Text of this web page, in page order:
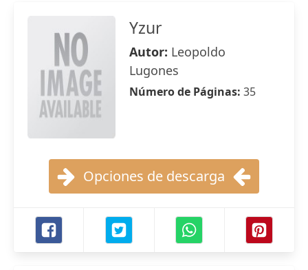
Yzur
Autor: Leopoldo
Lugones
Número de Páginas: 35
Opciones de descarga